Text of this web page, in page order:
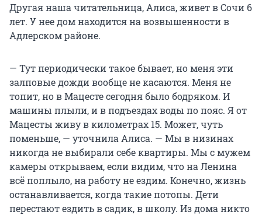
Другая наша читательница, Алиса, живет в Сочи 6
лет. У нее дом находится на возвышенности в
Адлерском районе.
— Тут периодически такое бывает, но меня эти
залповые дожди вообще не касаются. Меня не
топит, но в Мацесте сегодня было бодряком. И
машины плыли, и в подъездах воды по пояс. Я от
Мацесты живу в километрах 15. Может, чуть
поменьше, — уточнила Алиса. — Мы в низинах
никогда не выбирали себе квартиры. Мы с мужем
камеры открываем, если видим, что на Ленина
всё поплыло, на работу не ездим. Конечно, жизнь
останавливается, когда такие потопы. Дети
перестают ездить в садик, в школу. Из дома никто